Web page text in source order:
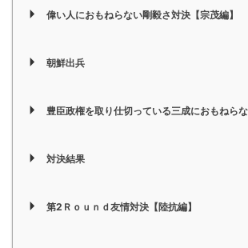
偉い人におもねらない剛毅さ対決【宗茂編】
朝鮮出兵
豊臣政権を取り仕切っている三成におもねら
対決結果
第2Ｒｏｕｎｄ友情対決【陸抗編】